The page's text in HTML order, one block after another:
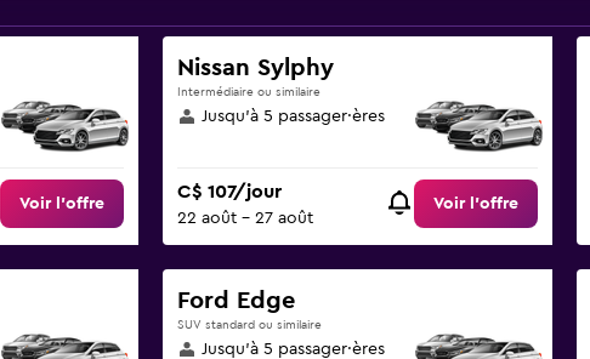
Voir l’offre
Nissan Sylphy
Intermédiaire ou similaire
Jusqu’à 5 passager·ères
C$ 107/jour
22 août - 27 août
Voir l’offre
Ford Edge
SUV standard ou similaire
Jusqu’à 5 passager·ères